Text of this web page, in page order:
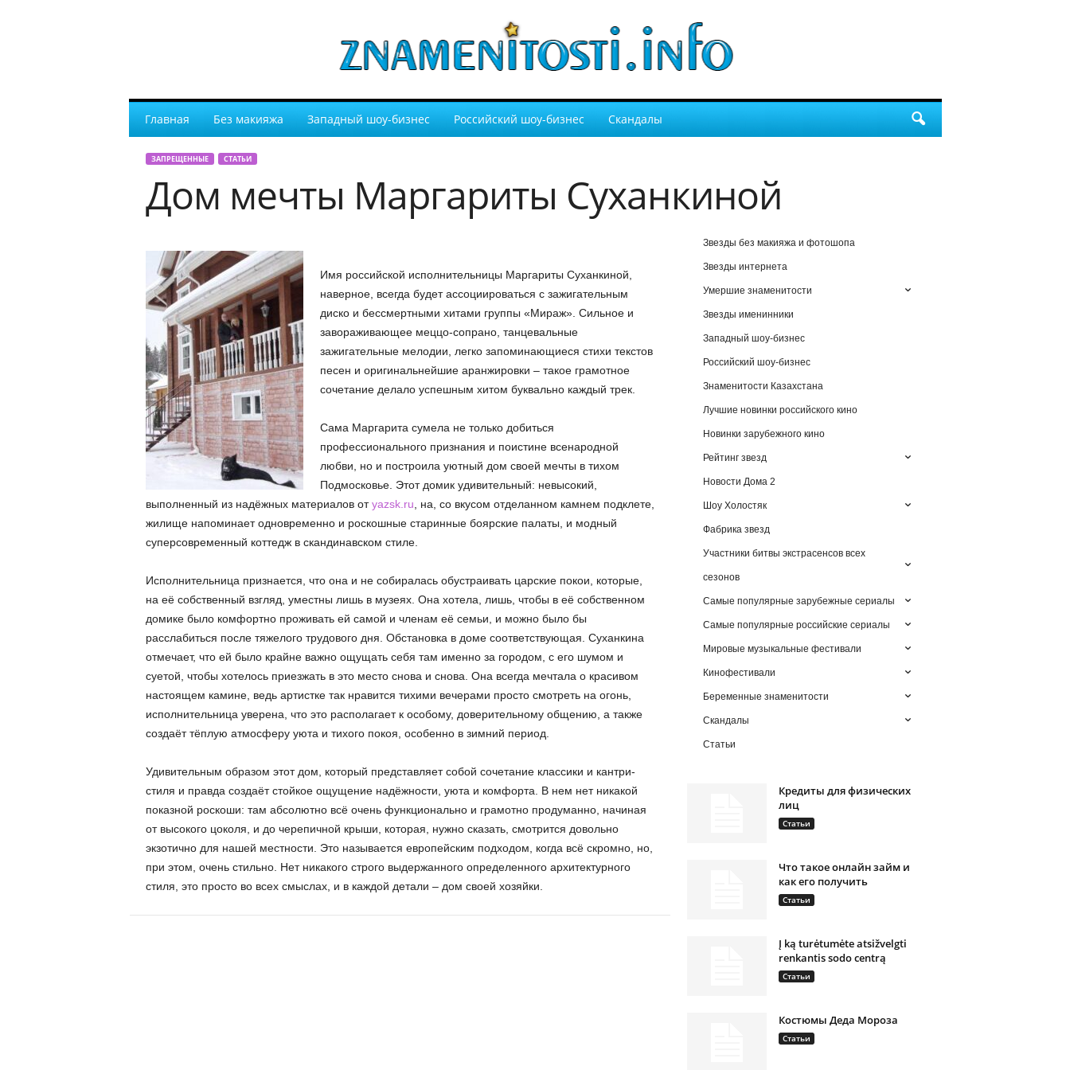
Главная Без макияжа Западный шоу-бизнес Российский шоу-бизнес Скандалы
ЗАПРЕЩЕННЫЕ СТАТЬИ
Дом мечты Маргариты Суханкиной
Имя российской исполнительницы Маргариты Суханкиной,
наверное, всегда будет ассоциироваться с зажигательным
диско и бессмертными хитами группы «Мираж». Сильное и
завораживающее меццо-сопрано, танцевальные
зажигательные мелодии, легко запоминающиеся стихи текстов
песен и оригинальнейшие аранжировки – такое грамотное
сочетание делало успешным хитом буквально каждый трек.
Сама Маргарита сумела не только добиться
профессионального признания и поистине всенародной
любви, но и построила уютный дом своей мечты в тихом
Подмосковье. Этот домик удивительный: невысокий,
выполненный из надёжных материалов отyazsk.ru , на, со вкусом отделанном камнем подклете,
жилище напоминает одновременно и роскошные старинные боярские палаты, и модный
суперсовременный коттедж в скандинавском стиле.
Исполнительница признается, что она и не собиралась обустраивать царские покои, которые,
на её собственный взгляд, уместны лишь в музеях. Она хотела, лишь, чтобы в её собственном
домике было комфортно проживать ей самой и членам её семьи, и можно было бы
расслабиться после тяжелого трудового дня. Обстановка в доме соответствующая. Суханкина
отмечает, что ей было крайне важно ощущать себя там именно за городом, с его шумом и
суетой, чтобы хотелось приезжать в это место снова и снова. Она всегда мечтала о красивом
настоящем камине, ведь артистке так нравится тихими вечерами просто смотреть на огонь,
исполнительница уверена, что это располагает к особому, доверительному общению, а также
создаёт тёплую атмосферу уюта и тихого покоя, особенно в зимний период.
Удивительным образом этот дом, который представляет собой сочетание классики и кантри-
стиля и правда создаёт стойкое ощущение надёжности, уюта и комфорта. В нем нет никакой
показной роскоши: там абсолютно всё очень функционально и грамотно продуманно, начиная
от высокого цоколя, и до черепичной крыши, которая, нужно сказать, смотрится довольно
экзотично для нашей местности. Это называется европейским подходом, когда всё скромно, но,
при этом, очень стильно. Нет никакого строго выдержанного определенного архитектурного
стиля, это просто во всех смыслах, и в каждой детали – дом своей хозяйки.
Звезды без макияжа и фотошопа
Звезды интернета
Умершие знаменитости
Звезды именинники
Западный шоу-бизнес
Российский шоу-бизнес
Знаменитости Казахстана
Лучшие новинки российского кино
Новинки зарубежного кино
Рейтинг звезд
Новости Дома 2
Шоу Холостяк
Фабрика звезд
Участники битвы экстрасенсов всех
сезонов
Самые популярные зарубежные сериалы
Самые популярные российские сериалы
Мировые музыкальные фестивали
Кинофестивали
Беременные знаменитости
Скандалы
Статьи
Кредиты для физических
лиц
Статьи
Что такое онлайн займ и
как его получить
Статьи
Į ką turėtumėte atsižvelgti
renkantis sodo centrą
Статьи
Костюмы Деда Мороза
Статьи